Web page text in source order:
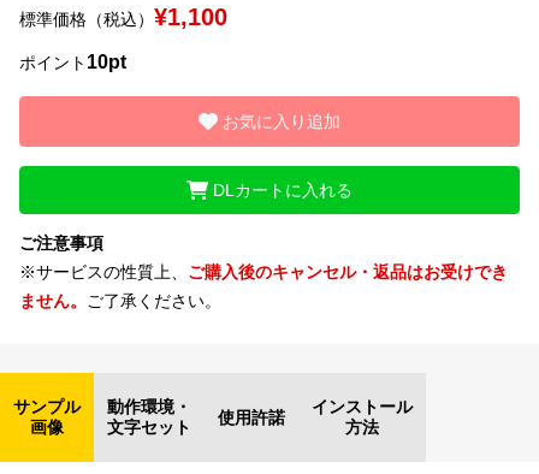
リセット 検索
標準価格（税込） ¥1,100
ポイント 10pt
お気に入り追加
DLカートに入れる
ご注意事項
※サービスの性質上、 ご購入後のキャンセル・返品はお受けでき
ません。 ご了承ください。
サンプル
画像
動作環境・
文字セット
使用許諾
インストール
方法